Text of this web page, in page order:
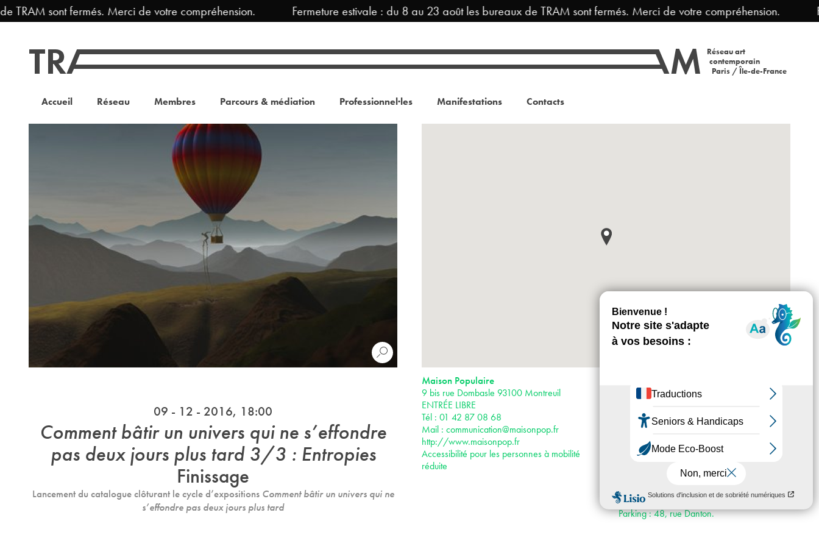
sont fermés. Merci de votre compréhension. Fermeture estivale : du 8 au 23 août les bureaux de TRAM sont fermés. Merci de votre compréhension.
Réseau art
contemporain
Paris / Île-de-France
Accueil Réseau Membres Parcours & médiation Professionnel·les Manifestations Contacts
09 - 12 - 2016, 18:00
Comment bâtir un uni­vers qui ne s’effon­dre
pas deux jours plus tard 3/3 : Entropies
Finissage
Lan­ce­ment du cata­lo­gue clô­tu­rant le cycle d’expo­si­tions Comment bâtir un uni­vers qui ne
s’effon­dre pas deux jours plus tard
Maison Populaire
9 bis rue Dombasle 93100 Montreuil
ENTRÉE LIBRE
Tél : 01 42 87 08 68
Mail : communication@maisonpop.fr
http://www.maisonpop.fr
Accessibilité pour les personnes à mobilité
réduite
à 12 h puis de 14 h à 21 h
Les mercredis et vendredis de 10 h à 21 h
Les samedis de 10 h à 17 h
Accès :
· Métro 9
· Bus 121 et 102
direction Lille > Suivre Montreuil S29 > Sortie
Montreuil Saint-Antoine > Centre ville à
gauche > puis deuxième feu à droite >
Parking : 48, rue Danton.